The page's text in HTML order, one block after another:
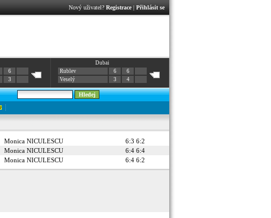
Nový uživatel? Registrace| Přihlásit se
6
3
Dubai
Rublev
6
6
Veselý
3 4
Monica NICULESCU
6:3 6:2
Monica NICULESCU
6:4 6:4
Monica NICULESCU 6:4 6:2